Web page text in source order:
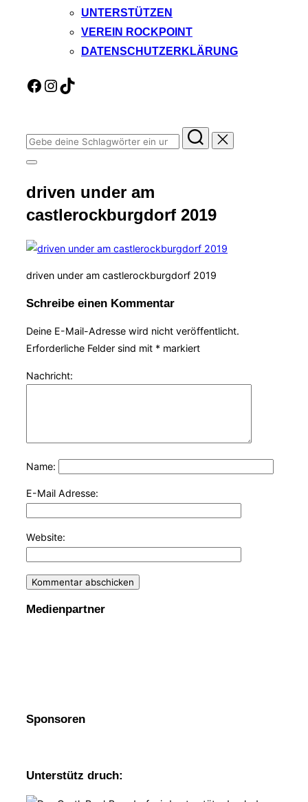
UNTERSTÜTZEN
VEREIN ROCKPOINT
DATENSCHUTZERKLÄRUNG
Facebook
Instagram
TikTok
Suchen
nach:
Seitenleiste
Navigation
umschalten
driven under am
castlerockburgdorf 2019
driven under am castlerockburgdorf 2019
Schreibe einen Kommentar
Deine E-Mail-Adresse wird nicht veröffentlicht.
Erforderliche Felder sind mit * markiert
Nachricht:
Name:
E-Mail Adresse:
Website:
Medienpartner
Sponsoren
Unterstütz druch: